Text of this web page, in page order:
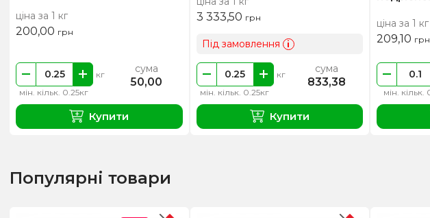
ціна за 1 кг
200,00 грн
мін. кільк. 0.25кг
кг сума
50,00
Купити
3 333,50 грн
Під замовлення i
мін. кільк. 0.25кг
кг сума
833,38
Купити
ціна за 1 кг
209,10 грн
мін. кільк.
Популярні товари